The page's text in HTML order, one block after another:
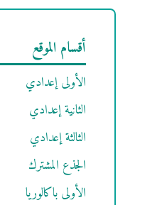
أقسام الموقع
الأولى إعدادي
الثانية إعدادي
الثالثة إعدادي
الجذع المشترك
الأولى باكالوريا